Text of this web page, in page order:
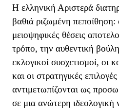
Η ελληνική Αριστερά
βαθιά ριζωμένη πεποίθηση:
μειοψηφικές θέσεις
τρόπο, την αυθεντική
εκλογικοί συσχετισμοί, οι
και οι στρατηγικές
αντιμετωπίζονται ως
σε μια ανώτερη